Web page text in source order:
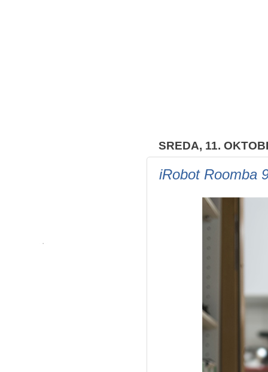
SREDA, 11.
iRobot Roomba